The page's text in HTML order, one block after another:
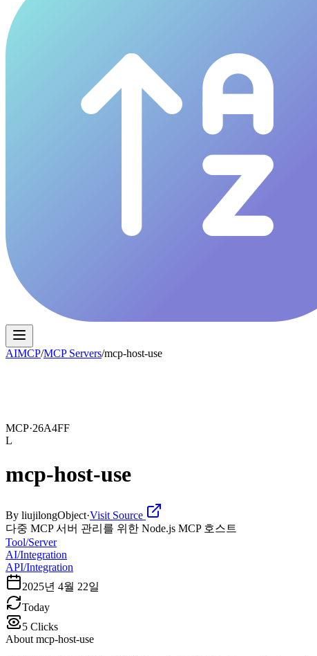
AIMCP/MCP Servers/mcp-host-use
MCP·26A4FF
L
mcp-host-use
By liujilongObject·Visit Source
다중 MCP 서버 관리를 위한 Node.js MCP 호스트
Tool/Server
AI/Integration
API/Integration
2025년 4월 22일
Today
5 Clicks
About mcp-host-use